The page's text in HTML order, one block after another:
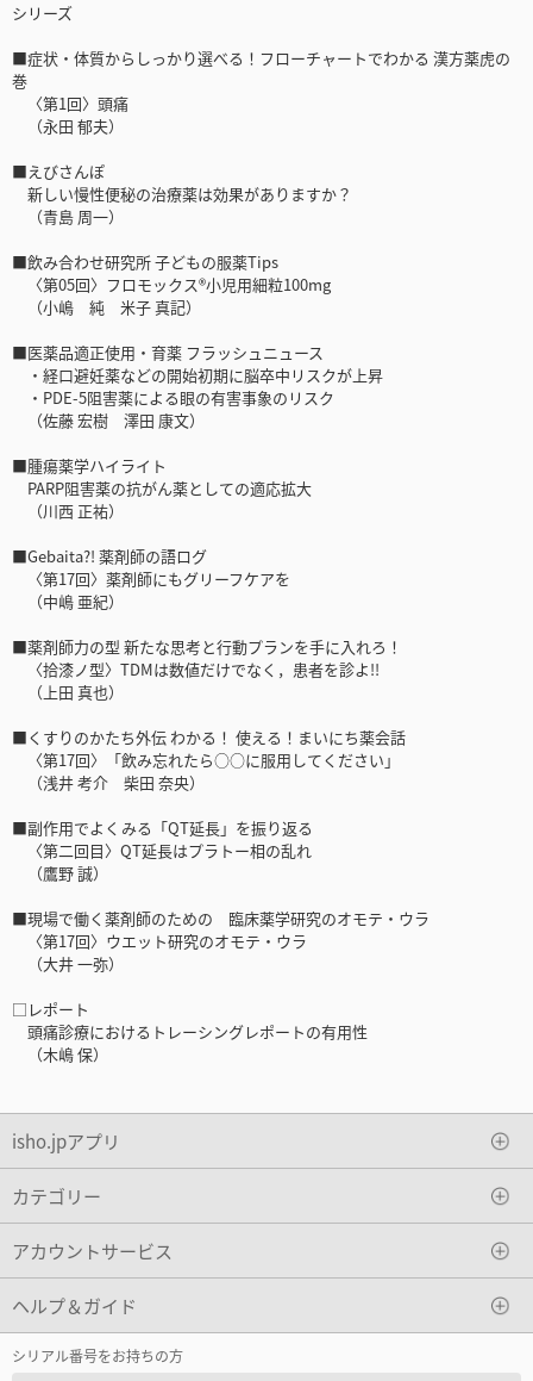
シリーズ
■症状・体質からしっかり選べる！フローチャートでわかる 漢方薬虎の
巻
〈第1回〉頭痛
（永田 郁夫）
■えびさんぽ
新しい慢性便秘の治療薬は効果がありますか？
（青島 周一）
■飲み合わせ研究所 子どもの服薬Tips
〈第05回〉フロモックス®小児用細粒100mg
（小嶋 純 米子 真記）
■医薬品適正使用・育薬 フラッシュニュース
・経口避妊薬などの開始初期に脳卒中リスクが上昇
・PDE-5阻害薬による眼の有害事象のリスク
（佐藤 宏樹 澤田 康文）
■腫瘍薬学ハイライト
PARP阻害薬の抗がん薬としての適応拡大
（川西 正祐）
■Gebaita?! 薬剤師の語ログ
〈第17回〉薬剤師にもグリーフケアを
（中嶋 亜紀）
■薬剤師力の型 新たな思考と行動プランを手に入れろ！
〈拾漆ノ型〉TDMは数値だけでなく，患者を診よ!!
（上田 真也）
■くすりのかたち外伝 わかる！ 使える！まいにち薬会話
〈第17回〉「飲み忘れたら○○に服用してください」
（浅井 考介 柴田 奈央）
■副作用でよくみる「QT延長」を振り返る
〈第二回目〉QT延長はプラトー相の乱れ
（鷹野 誠）
■現場で働く薬剤師のための 臨床薬学研究のオモテ・ウラ
〈第17回〉ウエット研究のオモテ・ウラ
（大井 一弥）
□レポート
頭痛診療におけるトレーシングレポートの有用性
（木嶋 保）
isho.jpアプリ
カテゴリー
アカウントサービス
ヘルプ＆ガイド
シリアル番号をお持ちの方